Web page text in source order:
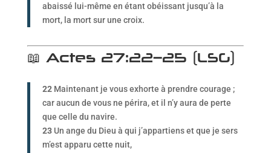
abaissé lui-même en étant obéissant jusqu’à la
mort, la mort sur une croix.
📖 Actes 27:22–25 (LSG)
22Maintenant je vous exhorte à prendre courage ;
car aucun de vous ne périra, et il n’y aura de perte
que celle du navire.
23Un ange du Dieu à qui j’appartiens et que je sers
m’est apparu cette nuit,